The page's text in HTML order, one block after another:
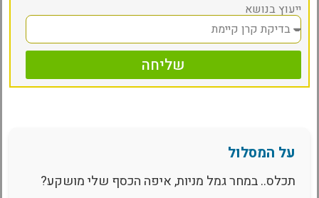
ייעוץ בנושא
שליחה
על המסלול
תכלס.. במחר גמל מניות, איפה הכסף שלי מושקע?